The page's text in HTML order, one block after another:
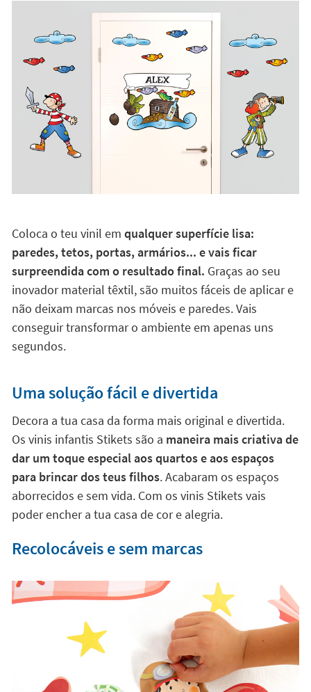
Coloca o teu vinil em qualquer superfície lisa:
paredes, tetos, portas, armários... e vais ficar
surpreendida com o resultado final. Graças ao seu
inovador material têxtil, são muitos fáceis de aplicar e
não deixam marcas nos móveis e paredes. Vais
conseguir transformar o ambiente em apenas uns
segundos.
Uma solução fácil e divertida
Decora a tua casa da forma mais original e divertida.
Os vinis infantis Stikets são a maneira mais criativa de
dar um toque especial aos quartos e aos espaços
para brincar dos teus filhos. Acabaram os espaços
aborrecidos e sem vida. Com os vinis Stikets vais
poder encher a tua casa de cor e alegria.
Recolocáveis e sem marcas